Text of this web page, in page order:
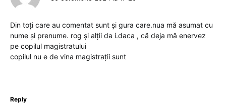
Din toți care au comentat sunt și gura care.nua mă asumat cu
nume și prenume. rog și alții da i.daca , că deja mă enervez
pe copilul magistratului
copilul nu e de vina magistrații sunt
Reply